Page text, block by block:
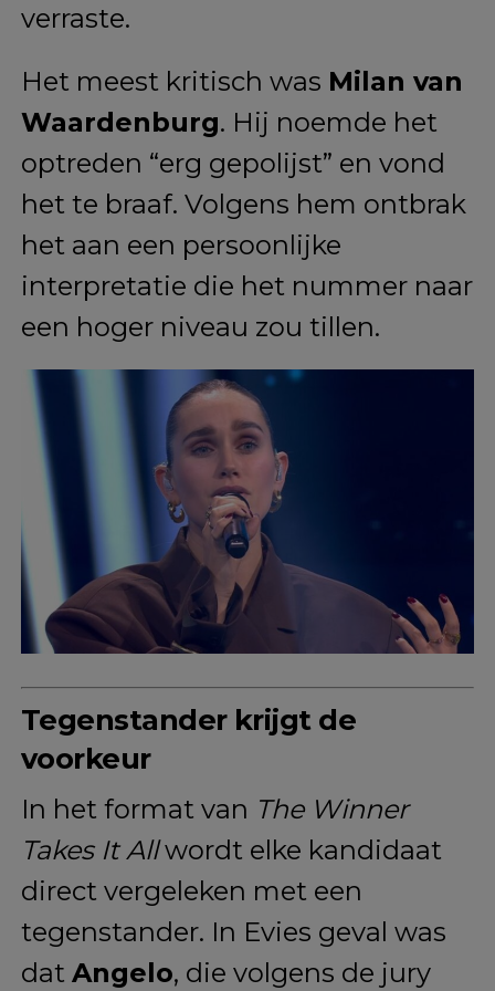
verraste.
Het meest kritisch was Milan van
Waardenburg. Hij noemde het
optreden “erg gepolijst” en vond
het te braaf. Volgens hem ontbrak
het aan een persoonlijke
interpretatie die het nummer naar
een hoger niveau zou tillen.
Tegenstander krijgt de
voorkeur
In het format van The Winner
Takes It Allwordt elke kandidaat
direct vergeleken met een
tegenstander. In Evies geval was
dat Angelo, die volgens de jury